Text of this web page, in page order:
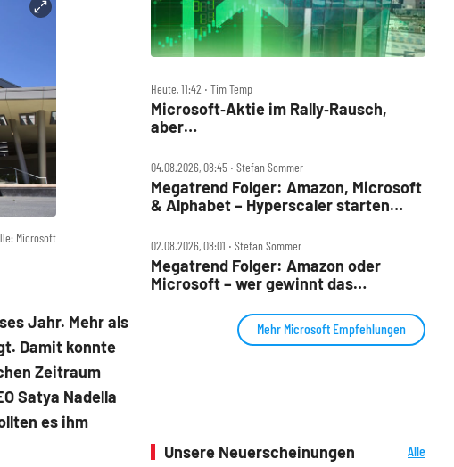
Microsoft
Jahr. Mehr als
Damit konnte
Zeitraum
Satya Nadella
es ihm
Heute, 11:42 ‧ Tim Temp
Microsoft‑Aktie im Rally‑Rausch,
aber…
04.08.2026, 08:45 ‧ Stefan Sommer
Megatrend Folger: Amazon, Microsoft
& Alphabet – Hyperscaler starten
02.08.2026, 08:01 ‧ Stefan Sommer
Megatrend Folger: Amazon oder
Microsoft – wer gewinnt das
Mehr Microsoft Empfehlungen
Unsere Neuerscheinungen
Alle